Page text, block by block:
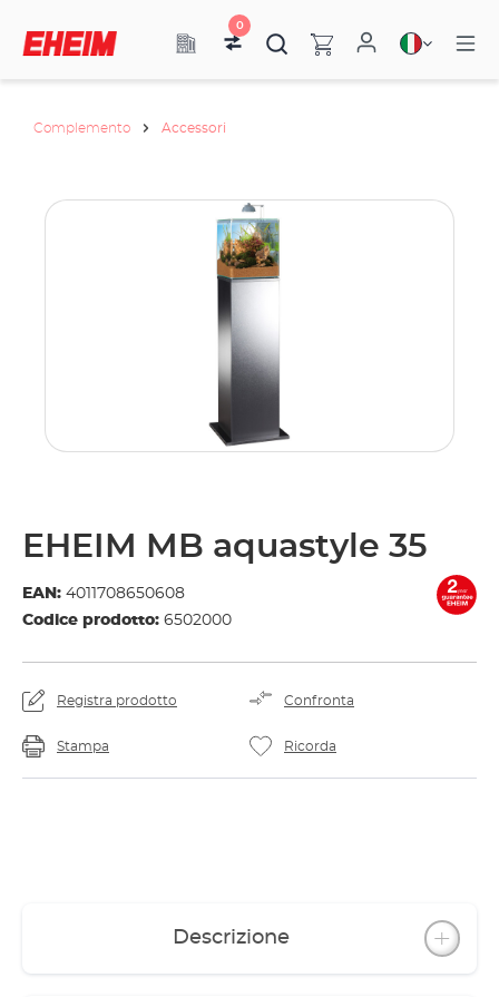
0
Complemento Accessori
EHEIM MB aquastyle 35
EAN: 4011708650608
Codice prodotto: 6502000
Registra prodotto Confronta
Stampa Ricorda
Descrizione